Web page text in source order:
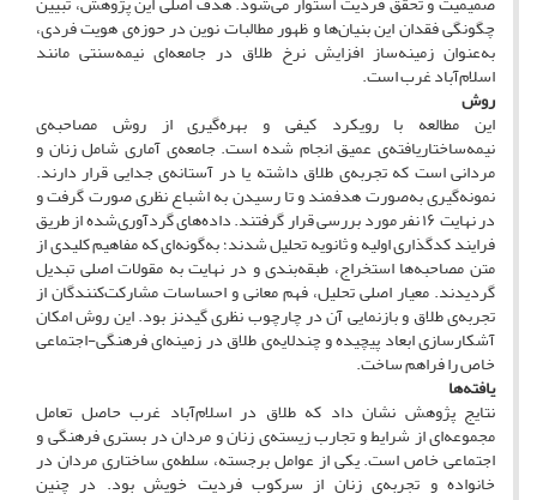
چگونگی فقدان این بنیان‌ها و ظهور مطالبات نوین در حوزه‌ی هویت فردی،
به‌عنوان زمینه‌ساز افزایش نرخ طلاق در جامعه‌ای نیمه‌سنتی مانند
اسلام‌آباد غرب است.
روش
این مطالعه با رویکرد کیفی و بهره‌گیری از روش مصاحبه‌ی
نیمه‌ساختاریافته‌ی عمیق انجام شده است. جامعه‌ی آماری شامل زنان و
مردانی است که تجربه‌ی طلاق داشته یا در آستانه‌ی جدایی قرار دارند.
نمونه‌گیری به‌صورت هدفمند و تا رسیدن به اشباع نظری صورت گرفت و
در نهایت ۱۶ نفر مورد بررسی قرار گرفتند. داده‌های گردآوری‌شده از طریق
فرایند کدگذاری اولیه و ثانویه تحلیل شدند؛ به‌گونه‌ای که مفاهیم کلیدی از
متن مصاحبه‌ها استخراج، طبقه‌بندی و در نهایت به مقولات اصلی تبدیل
گردیدند. معیار اصلی تحلیل، فهم معانی و احساسات مشارکت‌کنندگان از
تجربه‌ی طلاق و بازنمایی آن در چارچوب نظری گیدنز بود. این روش امکان
آشکارسازی ابعاد پیچیده و چندلایه‌ی طلاق در زمینه‌ای فرهنگی-اجتماعی
خاص را فراهم ساخت.
یافته‌ها
نتایج پژوهش نشان داد که طلاق در اسلام‌آباد غرب حاصل تعامل
مجموعه‌ای از شرایط و تجارب زیسته‌ی زنان و مردان در بستری فرهنگی و
اجتماعی خاص است. یکی از عوامل برجسته، سلطه‌ی ساختاری مردان در
خانواده و تجربه‌ی زنان از سرکوب فردیت خویش بود. در چنین